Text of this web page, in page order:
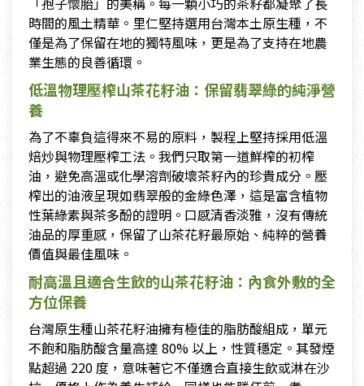
時間的風土精華。里仁堅持選用台灣本土原生種，不
僅是為了保留在地的獨特風味，更是為了支持在地農
業生態的良善循環。
低溫物理壓榨山茶花籽油：保留翡翠綠的純淨營
養
為了不辜負這得來不易的原料，製程上堅持採用低溫
焙炒與物理壓榨工法。我們只取第一道鮮榨的初榨
油，避免高溫或化學溶劑破壞茶籽內的珍貴成分。壓
榨出的油液呈現如翡翠般的金綠色澤，這是富含植物
性葉綠素與茶多酚的證明。口感清香淡雅，沒有傳統
油品的厚重感，保留了山茶花籽最原始、純粹的營養
價值與最佳風味。
耐高溫且適合生飲的山茶花籽油：內食外敷的全
方位保養
台灣原生種山茶花籽油擁有極佳的脂肪酸組成，單元
不飽和脂肪酸含量高達 80% 以上，性質穩定。其發煙
點超過 220 度，意味著它不僅適合直接生飲或淋在沙